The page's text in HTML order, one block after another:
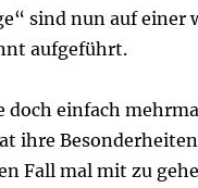
sind nun auf einer
aufgeführt.
doch einfach
ihre
Fall mal mit zu